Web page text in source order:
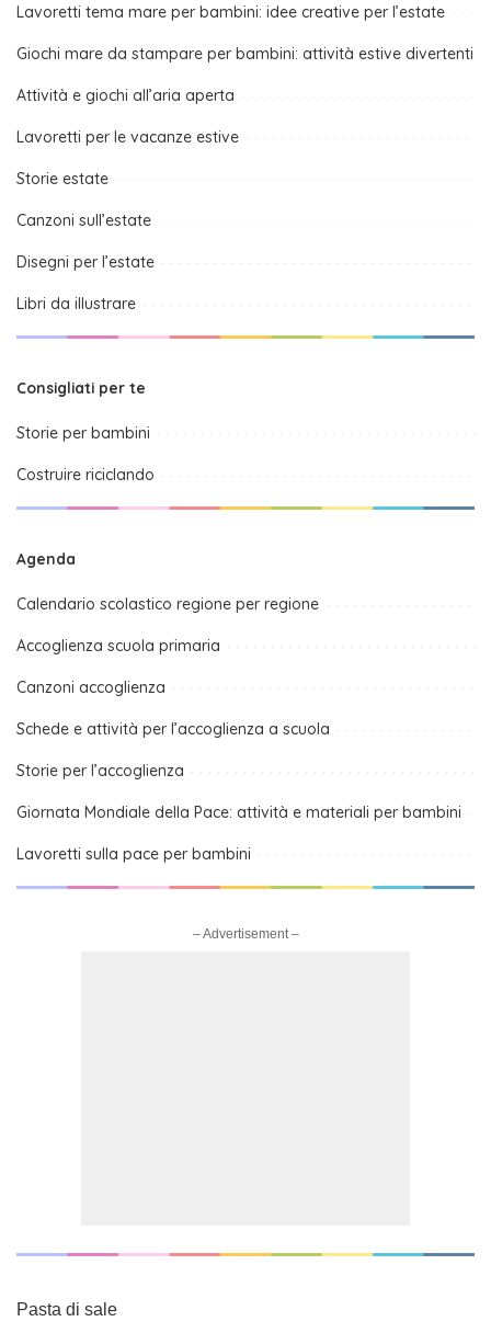
Lavoretti tema mare per bambini: idee creative per l’estate
Giochi mare da stampare per bambini: attività estive divertenti
Attività e giochi all’aria aperta
Lavoretti per le vacanze estive
Storie estate
Canzoni sull’estate
Disegni per l’estate
Libri da illustrare
Consigliati per te
Storie per bambini
Costruire riciclando
Agenda
Calendario scolastico regione per regione
Accoglienza scuola primaria
Canzoni accoglienza
Schede e attività per l’accoglienza a scuola
Storie per l’accoglienza
Giornata Mondiale della Pace: attività e materiali per bambini
Lavoretti sulla pace per bambini
– Advertisement –
Pasta di sale